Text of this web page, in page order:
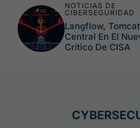
NOTICIAS DE
CIBERSEGURIDAD
Langflow,
Central En El
Crítico De CISA